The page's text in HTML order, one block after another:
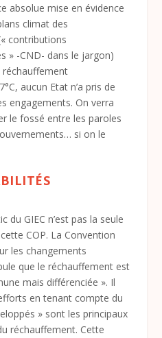
absolue mise en évidence
climat des
contributions
» -CND- dans le jargon)
aucun Etat n’a pris de
engagements. On verra
le fossé entre les paroles
si on le
du GIEC n’est pas la seule
COP. La Convention
les changements
que le réchauffement est
mais différenciée ». Il
en tenant compte du
» sont les principaux
réchauffement. Cette